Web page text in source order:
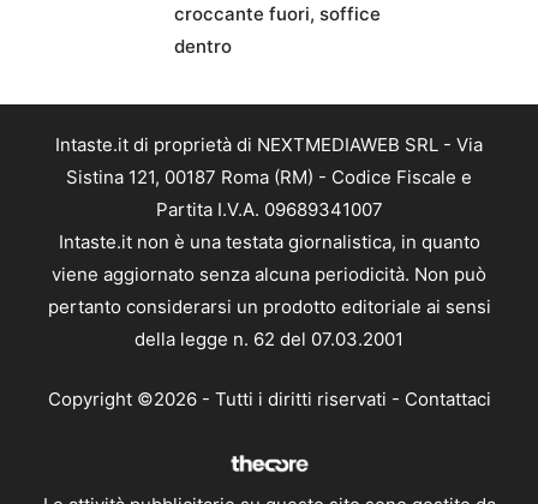
croccante fuori, soffice
dentro
Intaste.it di proprietà di NEXTMEDIAWEB SRL - Via
Sistina 121, 00187 Roma (RM) - Codice Fiscale e
Partita I.V.A. 09689341007
Intaste.it non è una testata giornalistica, in quanto
viene aggiornato senza alcuna periodicità. Non può
pertanto considerarsi un prodotto editoriale ai sensi
della legge n. 62 del 07.03.2001
Copyright ©2026 - Tutti i diritti riservati - Contattaci